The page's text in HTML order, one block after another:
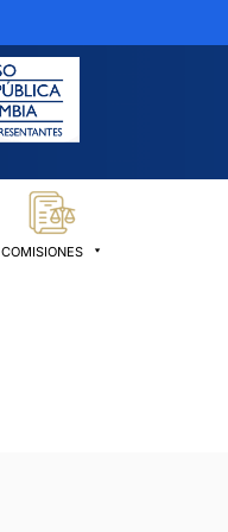
COMISIONES